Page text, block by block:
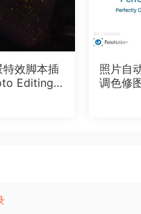
特效脚本插
Editing T
照片自
调色修